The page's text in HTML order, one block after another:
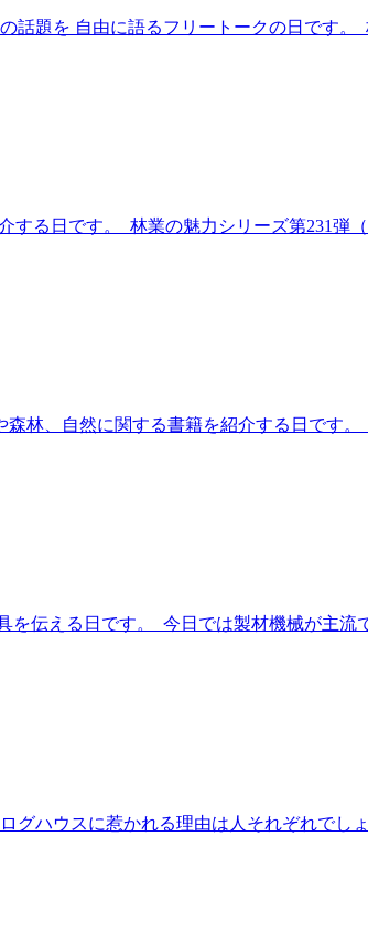
題を 自由に語るフリートークの日です。
る日です。 林業の魅力シリーズ第231弾
林、自然に関する書籍を紹介する日です
伝える日です。 今日では製材機械が主流
ハウスに惹かれる理由は人それぞれでし